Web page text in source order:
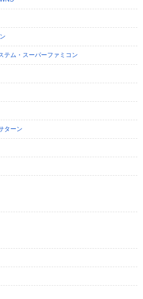
テム・スーパーファミコン
ターン